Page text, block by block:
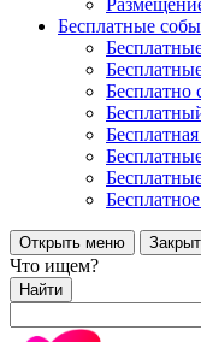
Бесплатные
Бесплатно
Открыть меню
Что ищем?
Найти